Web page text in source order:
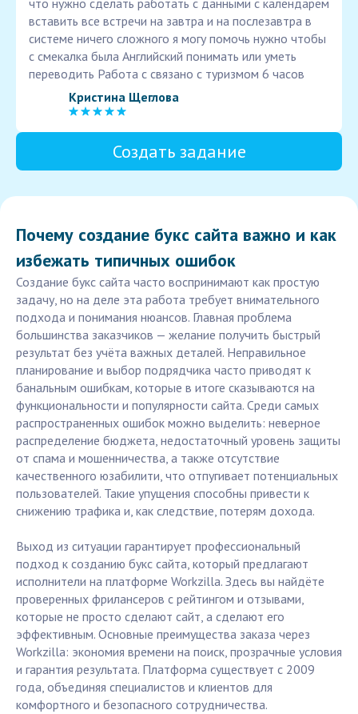
что нужно сделать работать с данными с календарем
вставить все встречи на завтра и на послезавтра в
системе ничего сложного я могу помочь нужно чтобы
с смекалка была Английский понимать или уметь
переводить Работа с связано с туризмом 6 часов
Кристина Щеглова
Создать задание
Почему создание букс сайта важно и как
избежать типичных ошибок
Создание букс сайта часто воспринимают как простую
задачу, но на деле эта работа требует внимательного
подхода и понимания нюансов. Главная проблема
большинства заказчиков — желание получить быстрый
результат без учёта важных деталей. Неправильное
планирование и выбор подрядчика часто приводят к
банальным ошибкам, которые в итоге сказываются на
функциональности и популярности сайта. Среди самых
распространенных ошибок можно выделить: неверное
распределение бюджета, недостаточный уровень защиты
от спама и мошенничества, а также отсутствие
качественного юзабилити, что отпугивает потенциальных
пользователей. Такие упущения способны привести к
снижению трафика и, как следствие, потерям дохода.
Выход из ситуации гарантирует профессиональный
подход к созданию букс сайта, который предлагают
исполнители на платформе Workzilla. Здесь вы найдёте
проверенных фрилансеров с рейтингом и отзывами,
которые не просто сделают сайт, а сделают его
эффективным. Основные преимущества заказа через
Workzilla: экономия времени на поиск, прозрачные условия
и гарантия результата. Платформа существует с 2009
года, объединяя специалистов и клиентов для
комфортного и безопасного сотрудничества.